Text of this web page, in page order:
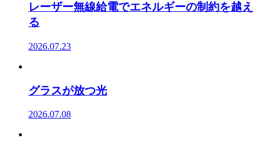
レーザー無線給電でエネルギーの制約を越え
る
2026.07.23
グラスが放つ光
2026.07.08